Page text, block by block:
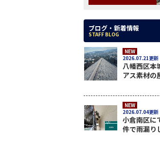
ブログ・新着情報
STAFF BLOG
NEW
2026.07.21更新
八幡西区本
アス素材の
NEW
2026.07.04更新
小倉南区に
件で雨漏り